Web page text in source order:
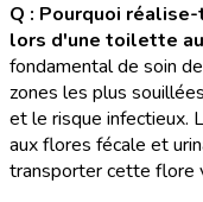
Q : Pourquoi
lors d'une toilette
fondamental de soin
zones les plus
et le risque infectieux.
aux flores fécale et
transporter cette flore